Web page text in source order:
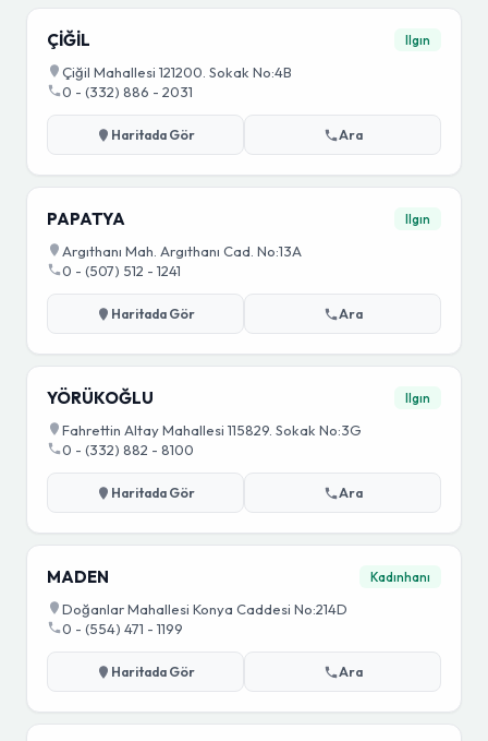
ÇİĞİL Ilgın
Çiğil Mahallesi 121200. Sokak No:4B
0 - (332) 886 - 2031
Haritada Gör Ara
PAPATYA Ilgın
Argıthanı Mah. Argıthanı Cad. No:13A
0 - (507) 512 - 1241
Haritada Gör Ara
YÖRÜKOĞLU Ilgın
Fahrettin Altay Mahallesi 115829. Sokak No:3G
0 - (332) 882 - 8100
Haritada Gör Ara
MADEN Kadınhanı
Doğanlar Mahallesi Konya Caddesi No:214D
0 - (554) 471 - 1199
Haritada Gör Ara